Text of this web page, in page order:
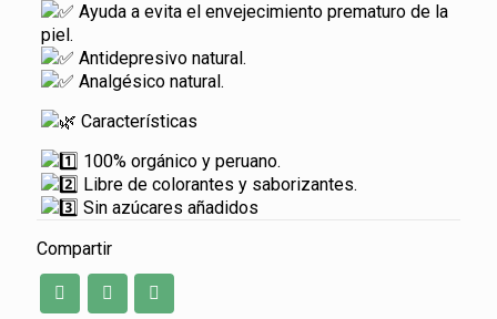
Ayuda a evita el envejecimiento prematuro de la
piel.
Antidepresivo natural.
Analgésico natural.
Características
100% orgánico y peruano.
Libre de colorantes y saborizantes.
Sin azúcares añadidos
Compartir